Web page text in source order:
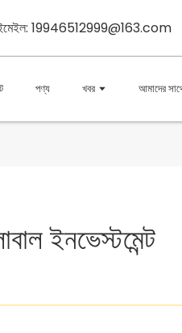
19946512999@163.com
পণ্য খবর আমাদের
ইনভেস্টমেন্ট